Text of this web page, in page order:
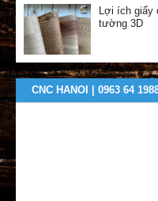
Lợi ích
tường 3D
CNC HANOI | 0963 64